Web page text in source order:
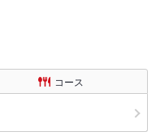
コース